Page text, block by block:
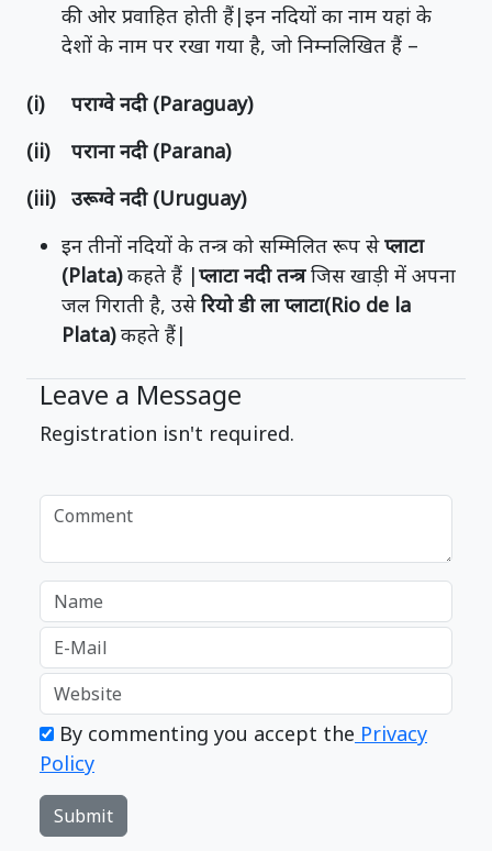
की ओर प्रवाहित होती हैं|इन नदियों का नाम यहां के
देशों के नाम पर रखा गया है, जो निम्नलिखित हैं –
(i) पराग्वे नदी (Paraguay)
(ii) पराना नदी (Parana)
(iii) उरूग्वे नदी (Uruguay)
इन तीनों नदियों के तन्त्र को सम्मिलित रूप सेप्लाटा
(Plata)कहते हैं |प्लाटा नदी तन्त्रजिस खाड़ी में अपना
जल गिराती है, उसेरियो डी ला प्लाटा(Rio de la
Plata)कहते हैं|
Leave a Message
Registration isn't required.
By commenting you accept the Privacy
Policy